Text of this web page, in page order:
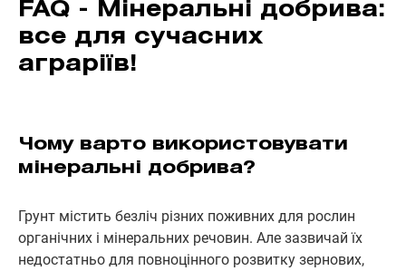
FAQ - Мінеральні добрива:
все для сучасних
аграріїв!
Чому варто використовувати
мінеральні добрива?
Грунт містить безліч різних поживних для рослин
органічних і мінеральних речовин. Але зазвичай їх
недостатньо для повноцінного розвитку зернових,